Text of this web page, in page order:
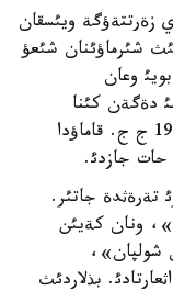
زةرتتةؤگة ويئسقان
شئرماؤئنان شئعؤ
وعان
دةگةن كئنا
تاعئلئپ كةلدئ. قؤدالاؤ كورئپ، 1930-1932 ج ج. قاماؤدا
حات جازدئ.
تةرةثدة جاتئر.
ونان كةيئن
شولپان»،
بذلاردئث